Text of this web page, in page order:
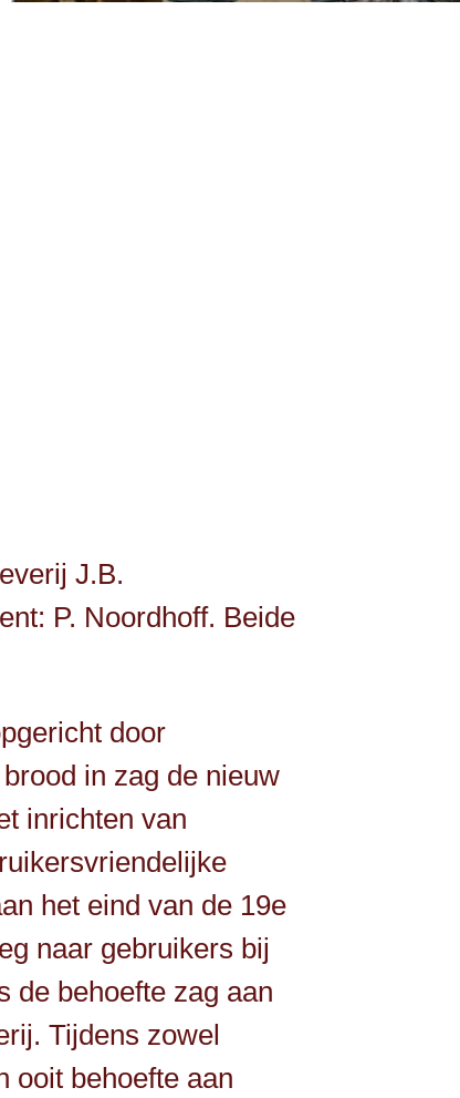
J.B.
P. Noordhoff. Beide
door
in zag de nieuw
inrichten van
het eind van de 19e
naar gebruikers bij
de behoefte zag aan
Tijdens zowel
ooit behoefte aan